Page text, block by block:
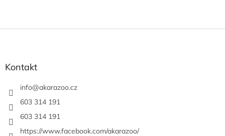
Z
Kontakt
info@akarazoo.cz
603 314 191
603 314 191
https://www.facebook.com/akarazoo/